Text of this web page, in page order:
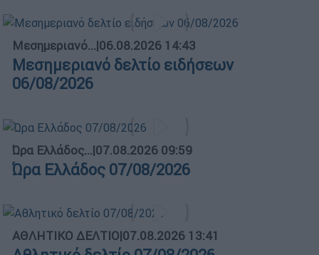
Μεσημεριανό...|06.08.2026 14:43
Μεσημεριανό δελτίο ειδήσεων
06/08/2026
Ώρα Ελλάδος...|07.08.2026 09:59
Ώρα Ελλάδος 07/08/2026
ΑΘΛΗΤΙΚΟ ΔΕΛΤΙΟ|07.08.2026 13:41